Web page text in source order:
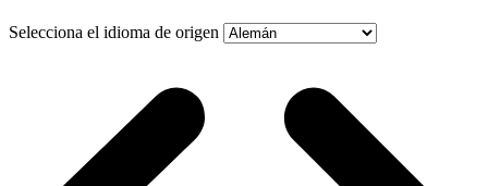
Selecciona el idioma de origen